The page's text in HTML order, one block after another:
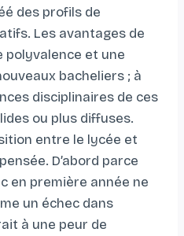
des profils de
Les avantages de
et une
bacheliers ; à
disciplinaires de ces
ou plus diffuses.
entre le lycée et
D’abord parce
en première année ne
un échec dans
à une peur de